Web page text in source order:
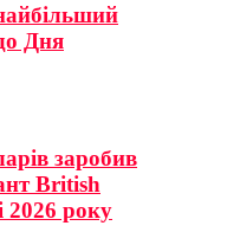
Дня
заробив
British
2026 року